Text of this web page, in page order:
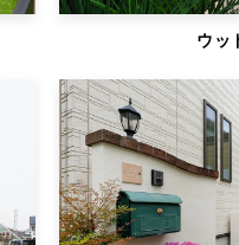
ウッ